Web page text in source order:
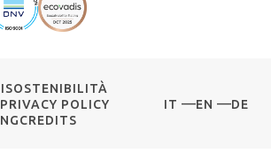
SOSTENIBILITÀ
PRIVACY POLICY
CREDITS
IT EN DE